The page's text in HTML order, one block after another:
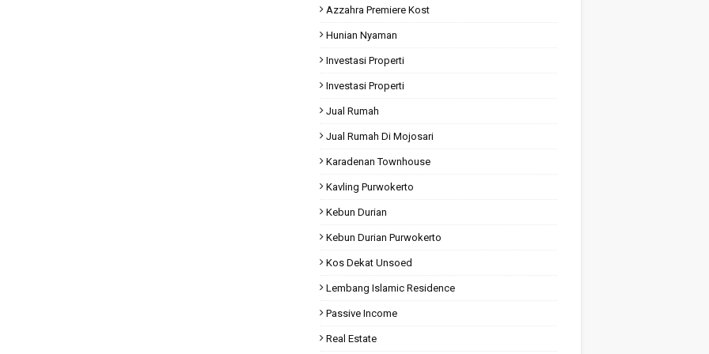
Azzahra Premiere Kost
Hunian Nyaman
Investasi Properti
Investasi Properti
Jual Rumah
Jual Rumah Di Mojosari
Karadenan Townhouse
Kavling Purwokerto
Kebun Durian
Kebun Durian Purwokerto
Kos Dekat Unsoed
Lembang Islamic Residence
Passive Income
Real Estate